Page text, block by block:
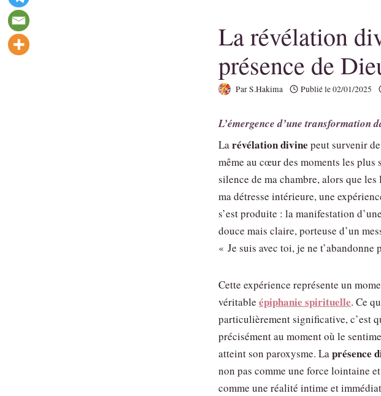
La révélation
présence de
ParS.Hakima Publié le02/01/2025
L’émergence d’une transformation
Larévélation divine peut survenir
même au cœur des moments les plus
silence de ma chambre, alors que
ma détresse intérieure, une
s’est produite : la manifestation d’une
douce mais claire, porteuse d’un
« Je suis avec toi, je ne t’abandonne
Cette expérience représente un
véritable épiphanie spirituelle. Ce
particulièrement significative, c’est
précisément au moment où le
atteint son paroxysme. Laprésence
non pas comme une force lointaine
comme une réalité intime et